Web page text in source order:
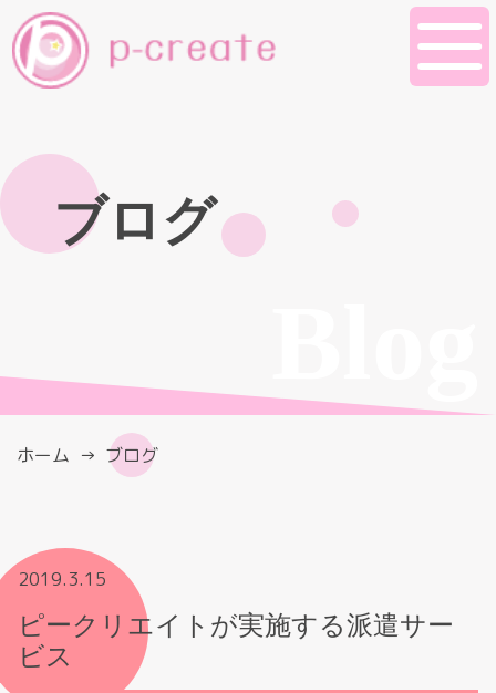
ブログ
ホーム ブログ
2019.3.15
ピークリエイトが実施する派遣サー
ビス